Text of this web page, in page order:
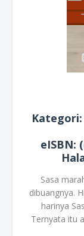
Kategori:
eISBN:
Sasa
dibuangnya.
harinya
Ternyata itu